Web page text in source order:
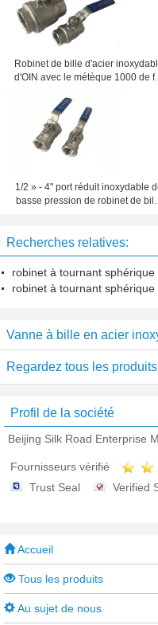
Robinet de bille d'acier
d'OIN avec le métèque 1000 de
1/2 » - 4" port réduit inoxydable
basse pression de robinet de
Recherches relatives:
robinet à tournant sphérique
robinet à tournant
Vanne à bille en acier
Regardez tous les produits
Profil de la société
Beijing Silk Road Enterprise
Fournisseurs vérifié
Trust Seal
Verified
Accueil
Tous les produits
Au sujet de nous